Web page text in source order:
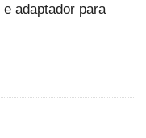
adaptador para